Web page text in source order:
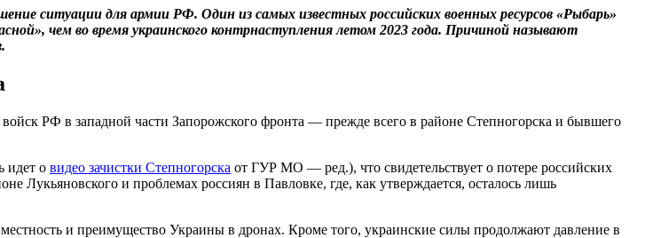
ситуации для армии РФ. Один из самых известных российских военных ресурсов «Рыбарь»
чем во время украинского контрнаступления летом 2023 года. Причиной называют
РФ в западной части Запорожского фронта — прежде всего в районе Степногорска и бывшего
идет о видео зачистки Степногорска от ГУР МО — ред.), что свидетельствует о потере российских
Лукьяновского и проблемах россиян в Павловке, где, как утверждается, осталось лишь
и преимущество Украины в дронах. Кроме того, украинские силы продолжают давление в